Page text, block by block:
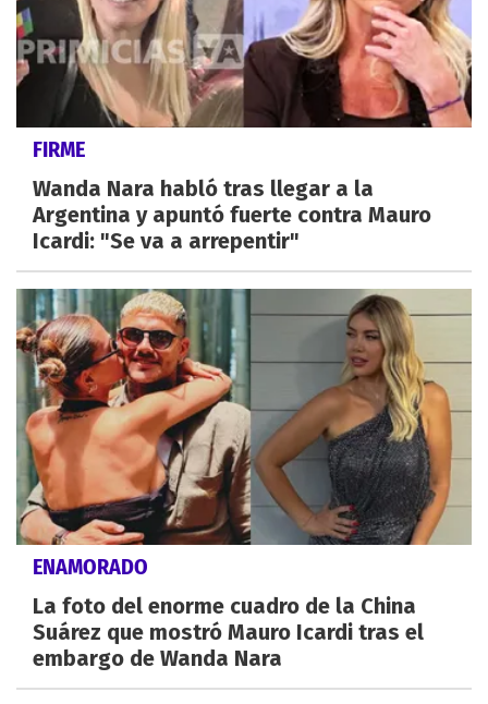
FIRME
Wanda Nara habló tras llegar a la
Argentina y apuntó fuerte contra Mauro
Icardi: "Se va a arrepentir"
ENAMORADO
La foto del enorme cuadro de la China
Suárez que mostró Mauro Icardi tras el
embargo de Wanda Nara